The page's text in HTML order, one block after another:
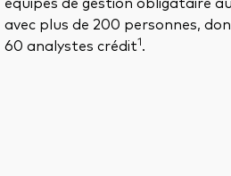
avec plus de 200 personnes,
60 analystes crédit1.